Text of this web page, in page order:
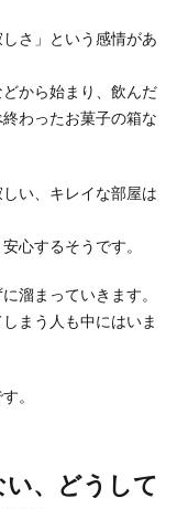
生きるミニマリスト。そ
性が増えていると言われ...
法
知りたい！という主婦の
葉を知りたい！ なんとな
見！どこから始める
さ」という感情があ
から始まり、飲んだ
わったお菓子の箱な
い、キレイな部屋は
心するそうです。
溜まっていきます。
まう人も中にはいま
。
、どうして